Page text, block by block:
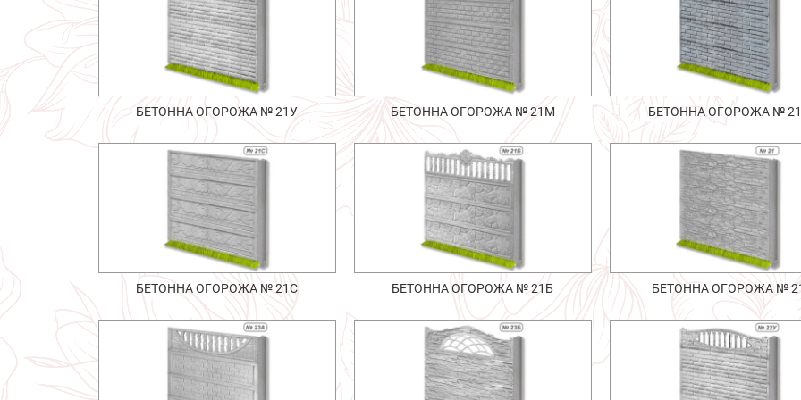
БЕТОННА ОГОРОЖА № 21У БЕТОННА ОГОРОЖА № 21М БЕТОННА ОГОРОЖА №
БЕТОННА ОГОРОЖА № 21С БЕТОННА ОГОРОЖА № 21Б БЕТОННА ОГОРОЖА №